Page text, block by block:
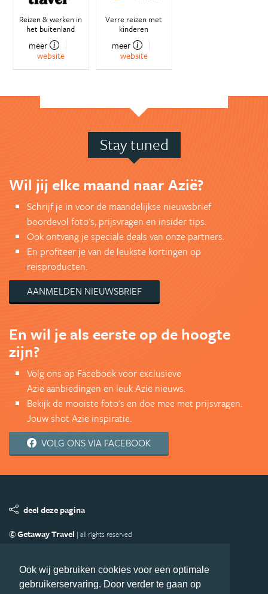
Ook wij gebruiken cookies voor een optimale
gebruikerservaring. Door verder te gaan op
Reizen & werken in
het buitenland
meer
website
Verre reizen met
kinderen
meer
website
Stay tuned
Wil jij elke maand naar Azië?
Schrijf je in voor de maandelijkse nieuwsbrief
boordevol foto's, prijsvragen en insider tips.
Ook ontvang je speciale deals van onze partners.
En profiteer je van de leukste kortingen op
reisproducten.
AANMELDEN NIEUWSBRIEF
En wil je als eerste op de hoogte
zijn?
Volg ons op Facebook voor exclusieve
Azië aanbiedingen en leuk Azië nieuws.
Bekijk de mooiste foto's en doe mee met prijsvragen.
Jouw shot Azië inspiratie.
VOLG ONS VIA FACEBOOK
deel deze pagina
© Getaway Travel | all rights reserved
Copyright
Privacy statement Disclaimer
Cookies
Volg Azie.nl